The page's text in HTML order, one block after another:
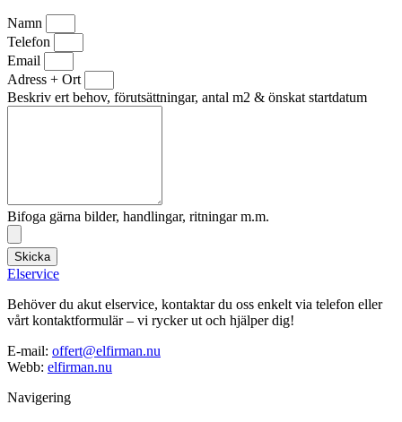
Namn
Telefon
Email
Adress + Ort
Beskriv ert behov, förutsättningar, antal m2 & önskat startdatum
Bifoga gärna bilder, handlingar, ritningar m.m.
Skicka
Elservice
Behöver du akut elservice, kontaktar du oss enkelt via telefon eller
vårt kontaktformulär – vi rycker ut och hjälper dig!
E-mail: offert@elfirman.nu
Webb: elfirman.nu
Navigering